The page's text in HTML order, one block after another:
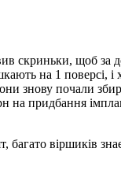
скриньки, щоб
на 1 поверсі, і
знову почали
на придбання
віршиків